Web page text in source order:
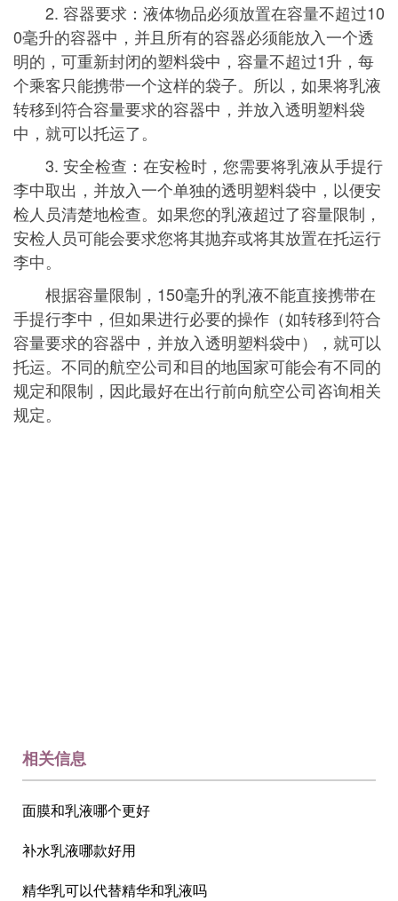
2. 容器要求：液体物品必须放置在容量不超过10
0毫升的容器中，并且所有的容器必须能放入一个透
明的，可重新封闭的塑料袋中，容量不超过1升，每
个乘客只能携带一个这样的袋子。所以，如果将乳液
转移到符合容量要求的容器中，并放入透明塑料袋
中，就可以托运了。
3. 安全检查：在安检时，您需要将乳液从手提行
李中取出，并放入一个单独的透明塑料袋中，以便安
检人员清楚地检查。如果您的乳液超过了容量限制，
安检人员可能会要求您将其抛弃或将其放置在托运行
李中。
根据容量限制，150毫升的乳液不能直接携带在
手提行李中，但如果进行必要的操作（如转移到符合
容量要求的容器中，并放入透明塑料袋中），就可以
托运。不同的航空公司和目的地国家可能会有不同的
规定和限制，因此最好在出行前向航空公司咨询相关
规定。
相关信息
面膜和乳液哪个更好
补水乳液哪款好用
精华乳可以代替精华和乳液吗